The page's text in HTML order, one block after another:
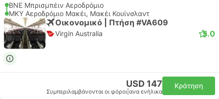
BNE Μπρισμπέιν Αεροδρόμιο
MKY Αεροδρόμιο Μακέι, Μακέι Κουίνσλαντ
Οικονομικό | Πτήση #VA609
Virgin Australia 5.0
USD 147
Συμπεριλαμβάνονται οι φόροι ανα ενήλικα
Κράτηση